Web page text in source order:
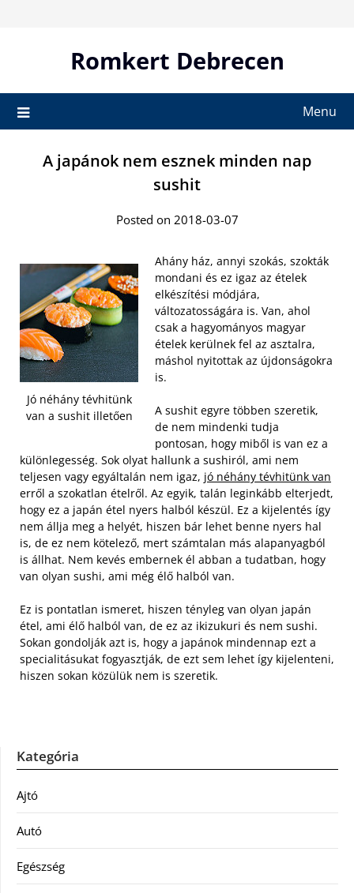
Romkert Debrecen
Menu
A japánok nem esznek minden nap
sushit
Posted on 2018-03-07
Jó néhány tévhitünk
van a sushit illetően
Ahány ház, annyi szokás, szokták
mondani és ez igaz az ételek
elkészítési módjára,
változatosságára is. Van, ahol
csak a hagyományos magyar
ételek kerülnek fel az asztalra,
máshol nyitottak az újdonságokra
is.
A sushit egyre többen szeretik,
de nem mindenki tudja
pontosan, hogy miből is van ez a
különlegesség. Sok olyat hallunk a sushiról, ami nem
teljesen vagy egyáltalán nem igaz, jó néhány tévhitünk van
erről a szokatlan ételről. Az egyik, talán leginkább elterjedt,
hogy ez a japán étel nyers halból készül. Ez a kijelentés így
nem állja meg a helyét, hiszen bár lehet benne nyers hal
is, de ez nem kötelező, mert számtalan más alapanyagból
is állhat. Nem kevés embernek él abban a tudatban, hogy
van olyan sushi, ami még élő halból van.
Ez is pontatlan ismeret, hiszen tényleg van olyan japán
étel, ami élő halból van, de ez az ikizukuri és nem sushi.
Sokan gondolják azt is, hogy a japánok mindennap ezt a
specialitásukat fogyasztják, de ezt sem lehet így kijelenteni,
hiszen sokan közülük nem is szeretik.
Kategória
Ajtó
Autó
Egészség